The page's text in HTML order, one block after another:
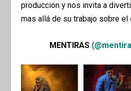
producción y nos invita a
mas allá de su trabajo sobre el
MENTIRAS